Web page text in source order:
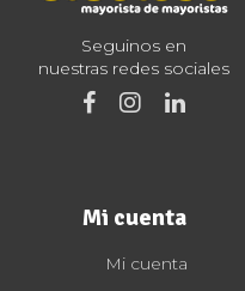
Seguinos en
nuestras redes sociales
Mi cuenta
Mi cuenta